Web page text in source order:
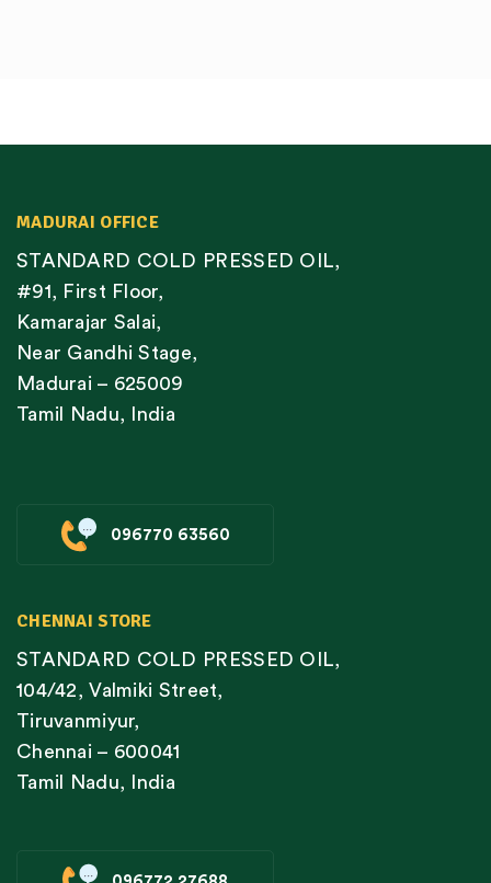
MADURAI OFFICE
STANDARD COLD PRESSED OIL,
#91, First Floor,
Kamarajar Salai,
Near Gandhi Stage,
Madurai – 625009
Tamil Nadu, India
096770 63560
CHENNAI STORE
STANDARD COLD PRESSED OIL,
104/42, Valmiki Street,
Tiruvanmiyur,
Chennai – 600041
Tamil Nadu, India